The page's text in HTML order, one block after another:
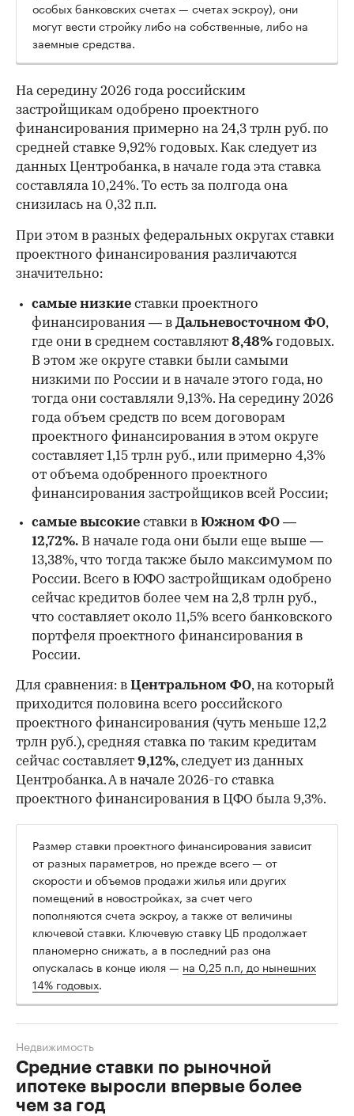
особых банковских счетах — счетах эскроу), они
могут вести стройку либо на собственные, либо на
заемные средства.
На середину 2026 года российским
застройщикам одобрено проектного
финансирования примерно на 24,3 трлн руб. по
средней ставке 9,92% годовых. Как следует из
данных Центробанка, в начале года эта ставка
составляла 10,24%. То есть за полгода она
снизилась на 0,32 п.п.
При этом в разных федеральных округах ставки
проектного финансирования различаются
значительно:
самые низкие ставки проектного
финансирования — в Дальневосточном ФО,
где они в среднем составляют 8,48% годовых.
В этом же округе ставки были самыми
низкими по России и в начале этого года, но
тогда они составляли 9,13%. На середину 2026
года объем средств по всем договорам
проектного финансирования в этом округе
составляет 1,15 трлн руб., или примерно 4,3%
от объема одобренного проектного
финансирования застройщиков всей России;
самые высокие ставки в Южном ФО —
12,72%. В начале года они были еще выше —
13,38%, что тогда также было максимумом по
России. Всего в ЮФО застройщикам одобрено
сейчас кредитов более чем на 2,8 трлн руб.,
что составляет около 11,5% всего банковского
портфеля проектного финансирования в
России.
Для сравнения: в Центральном ФО, на который
приходится половина всего российского
проектного финансирования (чуть меньше 12,2
трлн руб.), средняя ставка по таким кредитам
сейчас составляет 9,12%, следует из данных
Центробанка. А в начале 2026-го ставка
проектного финансирования в ЦФО была 9,3%.
Размер ставки проектного финансирования зависит
от разных параметров, но прежде всего — от
скорости и объемов продажи жилья или других
помещений в новостройках, за счет чего
пополняются счета эскроу, а также от величины
ключевой ставки. Ключевую ставку ЦБ продолжает
планомерно снижать, а в последний раз она
опускалась в конце июля — на 0,25 п.п, до нынешних
14% годовых.
Средние ставки по рыночной
ипотеке выросли впервые более
чем за год
Недвижимость